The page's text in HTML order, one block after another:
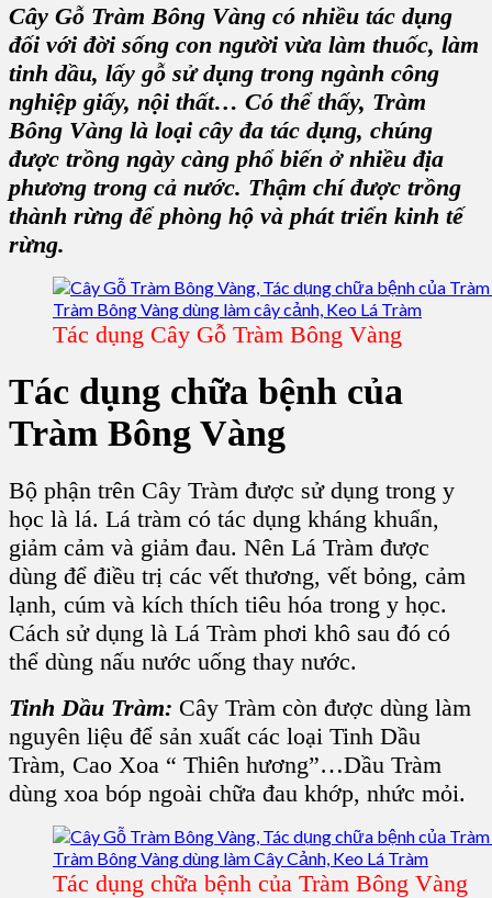
Cây Gỗ Tràm Bông Vàng có nhiều tác dụng
đối với đời sống con người vừa làm thuốc, làm
tinh dầu, lấy gỗ sử dụng trong ngành công
nghiệp giấy, nội thất… Có thể thấy, Tràm
Bông Vàng là loại cây đa tác dụng, chúng
được trồng ngày càng phổ biến ở nhiều địa
phương trong cả nước. Thậm chí được trồng
thành rừng để phòng hộ và phát triển kinh tế
rừng.
Tác dụng Cây Gỗ Tràm Bông Vàng
Tác dụng chữa bệnh của
Tràm Bông Vàng
Bộ phận trên Cây Tràm được sử dụng trong y
học là lá. Lá tràm có tác dụng kháng khuẩn,
giảm cảm và giảm đau. Nên Lá Tràm được
dùng để điều trị các vết thương, vết bỏng, cảm
lạnh, cúm và kích thích tiêu hóa trong y học.
Cách sử dụng là Lá Tràm phơi khô sau đó có
thể dùng nấu nước uống thay nước.
Tinh Dầu Tràm: Cây Tràm còn được dùng làm
nguyên liệu để sản xuất các loại Tinh Dầu
Tràm, Cao Xoa “ Thiên hương”…Dầu Tràm
dùng xoa bóp ngoài chữa đau khớp, nhức mỏi.
Tác dụng chữa bệnh của Tràm Bông Vàng